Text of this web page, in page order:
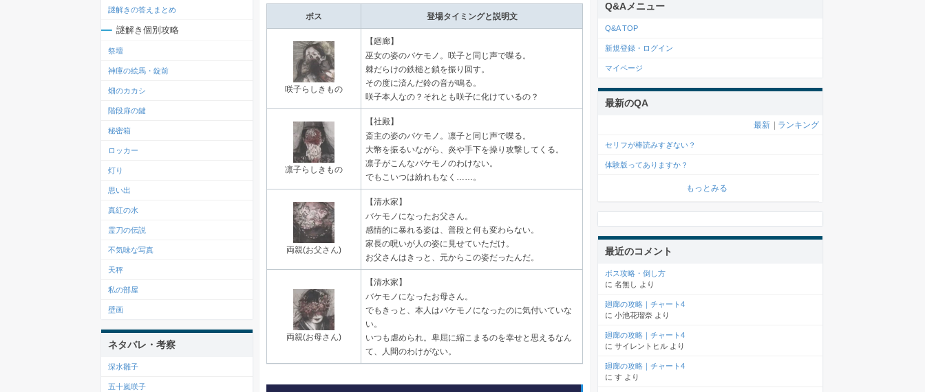
ボス 登場タイミングと説明文
咲子らしきもの
【廻廊】
巫女の姿のバケモノ。咲子と同じ声で喋る。
棘だらけの鉄槌と鎖を振り回す。
その度に済んだ鈴の音が鳴る。
咲子本人なの？それとも咲子に化けているの？
凛子らしきもの
【社殿】
斎主の姿のバケモノ。凛子と同じ声で喋る。
大幣を振るいながら、炎や手下を操り攻撃してくる。
凛子がこんなバケモノのわけない。
でもこいつは紛れもなく……。
両親(お父さん)
【清水家】
バケモノになったお父さん。
感情的に暴れる姿は、普段と何も変わらない。
家長の呪いが人の姿に見せていただけ。
お父さんはきっと、元からこの姿だったんだ。
両親(お母さん)
【清水家】
バケモノになったお母さん。
でもきっと、本人はバケモノになったのに気付いていな
い。
いつも虐められ。卑屈に縮こまるのを幸せと思えるなん
て、人間のわけがない。
謎解きの答えまとめ
謎解き個別攻略
祭壇
神庫の絵馬・錠前
畑のカカシ
階段扉の鍵
秘密箱
ロッカー
灯り
思い出
真紅の水
霊刀の伝説
不気味な写真
天秤
私の部屋
壁画
ネタバレ・考察
深水雛子
五十嵐咲子
Q&Aメニュー
Q&A TOP
新規登録・ログイン
マイページ
最新のQA
最新 ランキング
セリフが棒読みすぎない？
体験版ってありますか？
もっとみる
最近のコメント
ボス攻略・倒し方
に 名無し より
廻廊の攻略｜チャート4
に 小池花瑠奈 より
廻廊の攻略｜チャート4
に サイレントヒル より
廻廊の攻略｜チャート4
に す より